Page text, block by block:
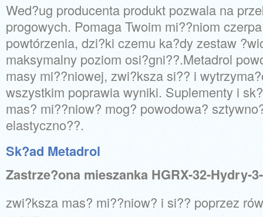
Wed?ug producenta produkt pozwala na
progowych. Pomaga Twoim mi??niom
powtórzenia, dzi?ki czemu ka?dy zestaw
maksymalny poziom osi?gni??.Metadrol
masy mi??niowej, zwi?ksza si?? i
wszystkim poprawia wyniki. Suplementy i
mas? mi??niow? mog? powodowa?
elastyczno??.
Sk?ad Metadrol
Zastrze?ona mieszanka HGRX-32-Hydry-
zwi?ksza mas? mi??niow? i si?? poprzez